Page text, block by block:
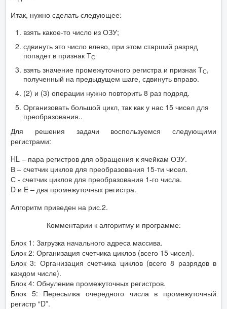
Итак, нужно сделать следующее:
взять какое-то число из ОЗУ;
сдвинуть это число влево, при этом старший разряд
попадет в признак ТС.
взять значение промежуточного регистра и признак ТС,
полученный на предыдущем шаге, сдвинуть вправо.
(2) и (3) операции нужно повторить 8 раз подряд.
Организовать большой цикл, так как у нас 15 чисел для
преобразования..
Для решения задачи воспользуемся следующими
регистрами:
HL – пара регистров для обращения к ячейкам ОЗУ.
В – счетчик циклов для преобразования 15-ти чисел.
С - счетчик циклов для преобразования 1-го числа.
D и E – два промежуточных регистра.
Алгоритм приведен на рис.2.
Комментарии к алгоритму и программе:
Блок 1: Загрузка начального адреса массива.
Блок 2: Организация счетчика циклов (всего 15 чисел).
Блок 3: Организация счетчика циклов (всего 8 разрядов в
каждом числе).
Блок 4: Обнуление промежуточных регистров.
Блок 5: Пересылка очередного числа в промежуточный
регистр “D”.